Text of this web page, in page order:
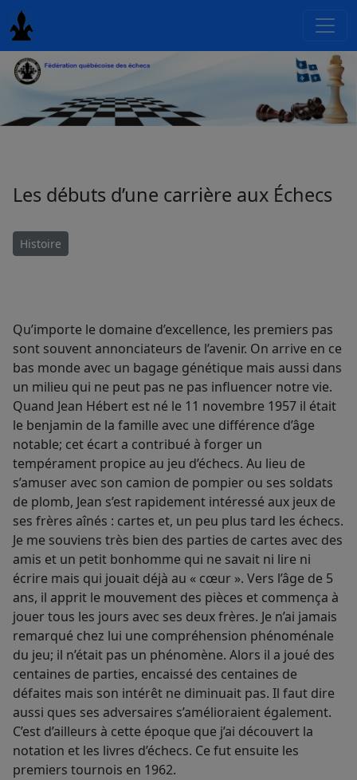
Les débuts d’une carrière aux Échecs
Histoire
Qu’importe le domaine d’excellence, les premiers pas
sont souvent annonciateurs de l’avenir. On arrive en ce
bas monde avec un bagage génétique mais aussi dans
un milieu qui ne peut pas ne pas influencer notre vie.
Quand Jean Hébert est né le 11 novembre 1957 il était
le benjamin de la famille avec une différence d’âge
notable; cet écart a contribué à forger un
tempérament propice au jeu d’échecs. Au lieu de
s’amuser avec son camion de pompier ou ses soldats
de plomb, Jean s’est rapidement intéressé aux jeux de
ses frères aînés : cartes et, un peu plus tard les échecs.
Je me souviens très bien des parties de cartes avec des
amis et un petit bonhomme qui ne savait ni lire ni
écrire mais qui jouait déjà au « cœur ». Vers l’âge de 5
ans, il apprit le mouvement des pièces et commença à
jouer tous les jours avec ses deux frères. Je n’ai jamais
remarqué chez lui une compréhension phénoménale
du jeu; il n’était pas un phénomène. Alors il a joué des
centaines de parties, encaissé des centaines de
défaites mais son intérêt ne diminuait pas. Il faut dire
aussi ques ses adversaires s’amélioraient également.
C’est d’ailleurs à cette époque que j’ai découvert la
notation et les livres d’échecs. Ce fut ensuite les
premiers tournois en 1962.